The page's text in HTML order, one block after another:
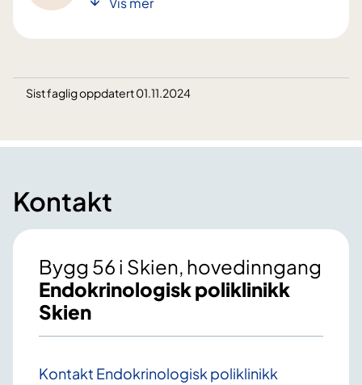
Sist faglig oppdatert 01.11.2024
Kontakt
Bygg 56 i Skien, hovedinngang
Endokrinologisk poliklinikk
Skien
Kontakt Endokrinologisk poliklinikk